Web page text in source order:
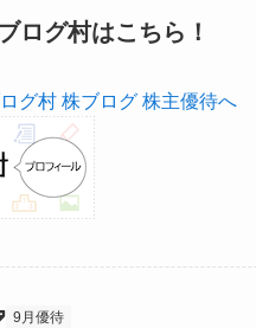
ログ村はこちら！
9月優待